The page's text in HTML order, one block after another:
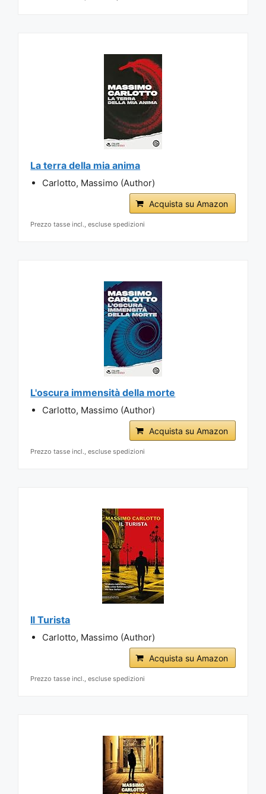
La terra della mia anima
Carlotto, Massimo (Author)
Acquista su Amazon
Prezzo tasse incl., escluse spedizioni
L'oscura immensità della morte
Carlotto, Massimo (Author)
Acquista su Amazon
Prezzo tasse incl., escluse spedizioni
Il Turista
Carlotto, Massimo (Author)
Acquista su Amazon
Prezzo tasse incl., escluse spedizioni